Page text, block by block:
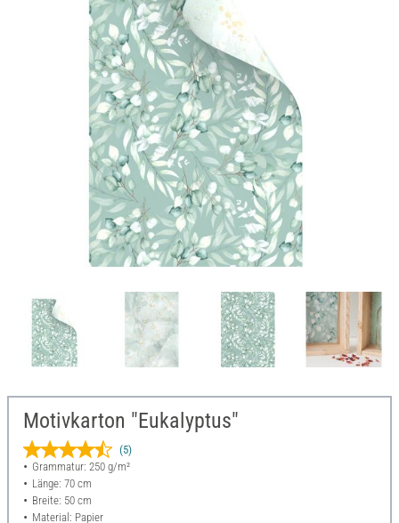
Motivkarton "Eukalyptus"
(5)
Grammatur: 250 g/m²
Länge: 70 cm
Breite: 50 cm
Material: Papier